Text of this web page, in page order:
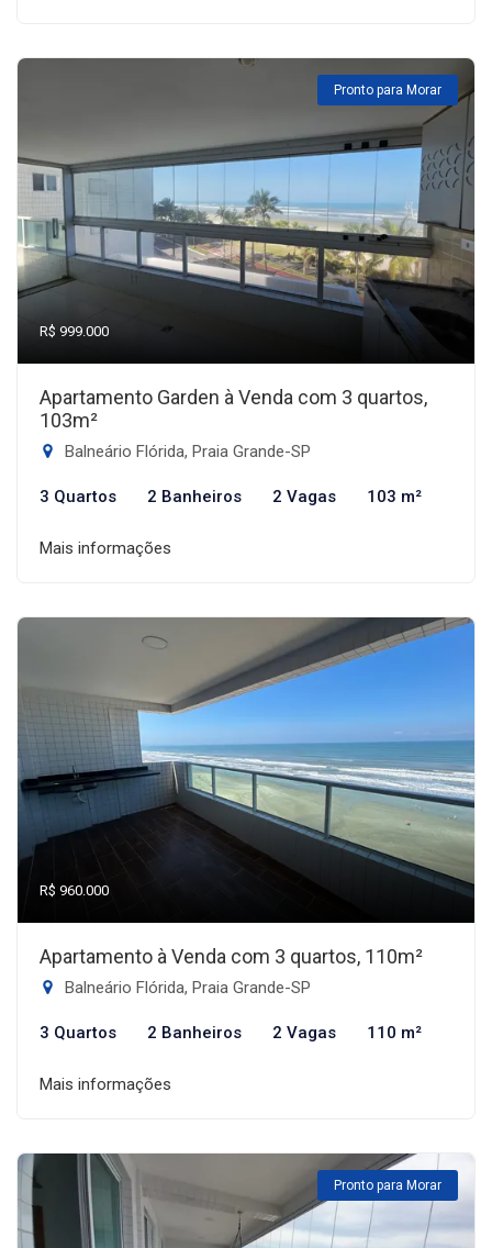
Pronto para Morar
R$ 999.000
Apartamento Garden à Venda com 3 quartos,
103m²
Balneário Flórida, Praia Grande-SP
3 Quartos 2 Banheiros 2 Vagas 103 m²
Mais informações
R$ 960.000
Apartamento à Venda com 3 quartos, 110m²
Balneário Flórida, Praia Grande-SP
3 Quartos 2 Banheiros 2 Vagas 110 m²
Mais informações
Pronto para Morar